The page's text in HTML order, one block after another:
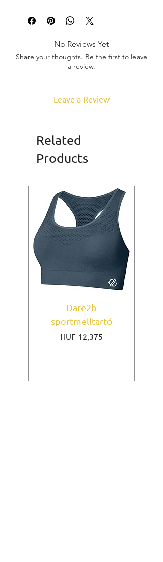
No Reviews Yet
Share your thoughts. Be the first to leave
a review.
Leave a Review
Related
Products
Dare2b
sportmelltartó
Price
HUF 12,375